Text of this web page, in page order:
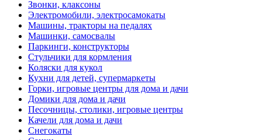
Звонки, клаксоны
Электромобили, электросамокаты
Машины, тракторы на педалях
Машинки, самосвалы
Паркинги, конструкторы
Стульчики для кормления
Коляски для кукол
Кухни для детей, супермаркеты
Горки, игровые центры для дома и дачи
Домики для дома и дачи
Песочницы, столики, игровые центры
Качели для дома и дачи
Снегокаты